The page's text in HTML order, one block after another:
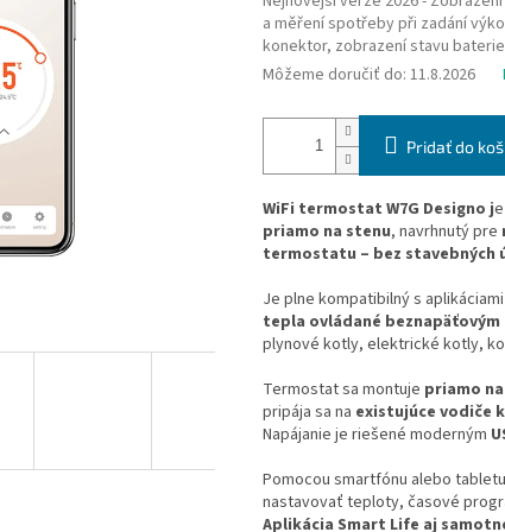
a měření spotřeby při zadání
konektor, zobrazení stavu
Môžeme doručiť do: 11.8.2026
Pridať do
WiFi termostat W7G Designo j
priamo na stenu, navrhnutý pre
termostatu – bez
Je plne kompatibilný s
tepla ovládané
plynové kotly, elektrické kotly,
Termostat sa montuje priamo
pripája sa na existujúce vodiče
Napájanie je riešené moderným
Pomocou smartfónu alebo
nastavovať teploty, časové
Aplikácia Smart Life aj